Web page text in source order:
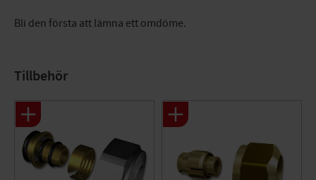
Ytbehandling: Förnicklad
Lämplig för värmevatten: Ja
Lämplig för kylvatten: Ja
Monteringsmetod: Utanpåliggande
Material: Mässing
Ytskydd: Förnicklad
Dimension anslutning 1: Ansl. 20 (3/4")
Bli den första att lämna ett omdöme.
Tillbehör